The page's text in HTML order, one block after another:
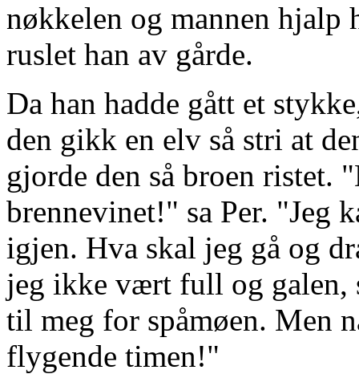
nøkkelen og mannen hjalp
ruslet han av gårde.
Da han hadde gått et
den gikk en elv så stri at
gjorde den så broen ristet.
brennevinet!" sa Per. "Jeg
igjen. Hva skal jeg gå og
jeg ikke vært full og galen,
til meg for spåmøen. Men
flygende timen!"